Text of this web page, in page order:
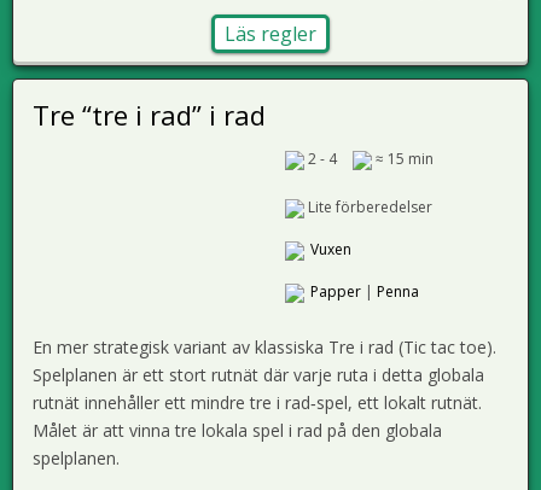
Läs regler
Tre “tre i rad” i rad
2 - 4 ≈ 15 min
Lite förberedelser
Vuxen
Papper| Penna
En mer strategisk variant av klassiska Tre i rad (Tic tac toe).
Spelplanen är ett stort rutnät där varje ruta i detta globala
rutnät innehåller ett mindre tre i rad‑spel, ett lokalt rutnät.
Målet är att vinna tre lokala spel i rad på den globala
spelplanen.